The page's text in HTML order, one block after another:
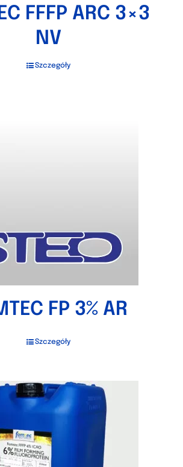
FFFP ARC 3×3
NV
Szczegóły
FP 3% AR
Szczegóły